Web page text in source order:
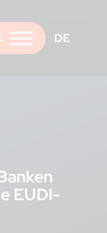
DE
EUDI-